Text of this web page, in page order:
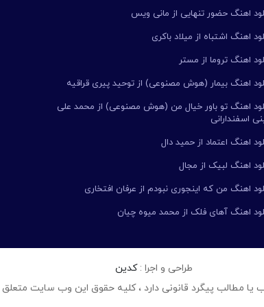
اهنگ حضور تنهایی از مانی ویس
اهنگ اشتباه از میلاد باکری
اهنگ تروما از مستر
اهنگ بیمار (هوش مصنوعی) از توحید پیری قراقیه
اهنگ تو باور خیال من (هوش مصنوعی) از محمد علی
اسفندارانی
اهنگ اعتماد از حمید دال
اهنگ لبیک از مجال
اهنگ من که اینجوری نبودم از عرفان افتخاری
اهنگ آهای فلک از محمد میوه چیان
طراحی و اجرا :کدین
یا مطالب پیگرد قانونی دارد ، کلیه حقوق این وب سایت